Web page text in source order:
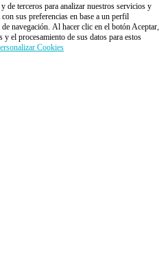
de terceros para analizar nuestros servicios y
sus preferencias en base a un perfil
navegación. Al hacer clic en el botón Aceptar,
y el procesamiento de sus datos para estos
Cookies